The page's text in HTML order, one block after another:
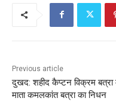
Previous article
दुखद: शहीद कैप्टन विक्रम बत्रा
माता कमलकांत बत्रा का निधन